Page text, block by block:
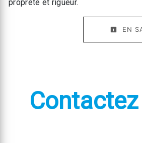
propreté et rigueur.
EN